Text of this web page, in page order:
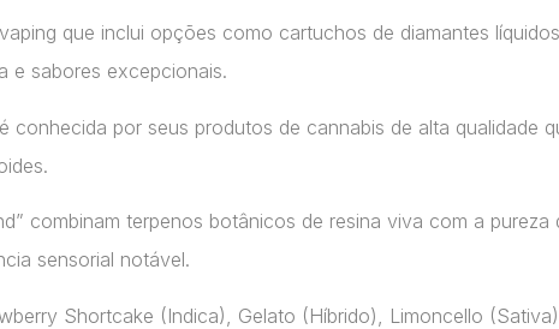
que inclui opções como cartuchos de diamantes
e sabores excepcionais.
, é conhecida por seus produtos de cannabis de alta qualidade
combinam terpenos botânicos de resina viva com a pureza
sensorial notável.
Shortcake (Indica), Gelato (Híbrido), Limoncello